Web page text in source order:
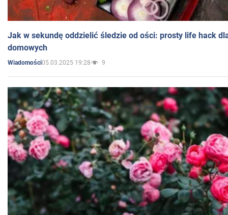
Jak w sekundę oddzielić śledzie od ości: prosty life hack
domowych
Wiadomości05.03.2025 19:28 9